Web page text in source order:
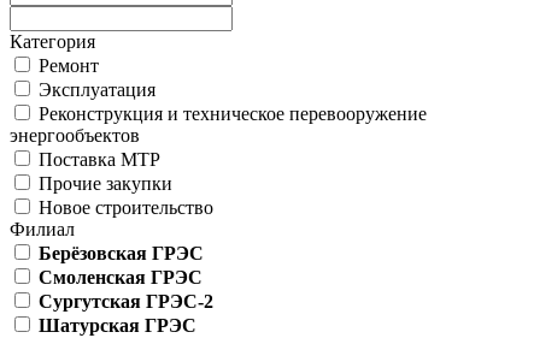
Категория
Ремонт
Эксплуатация
Реконструкция и техническое перевооружение
энергообъектов
Поставка МТР
Прочие закупки
Новое строительство
Филиал
Берёзовская ГРЭС
Смоленская ГРЭС
Сургутская ГРЭС-2
Шатурская ГРЭС